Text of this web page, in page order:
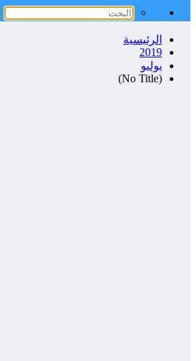
الرئيسية
2019
يوليو
(No Title)